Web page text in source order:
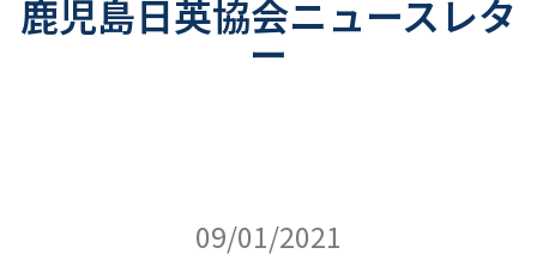
鹿児島日英協会ニュースレタ
ー
09/01/2021